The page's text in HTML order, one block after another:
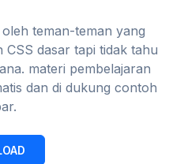
teman-teman yang
dasar tapi tidak tahu
materi pembelajaran
dan di dukung contoh